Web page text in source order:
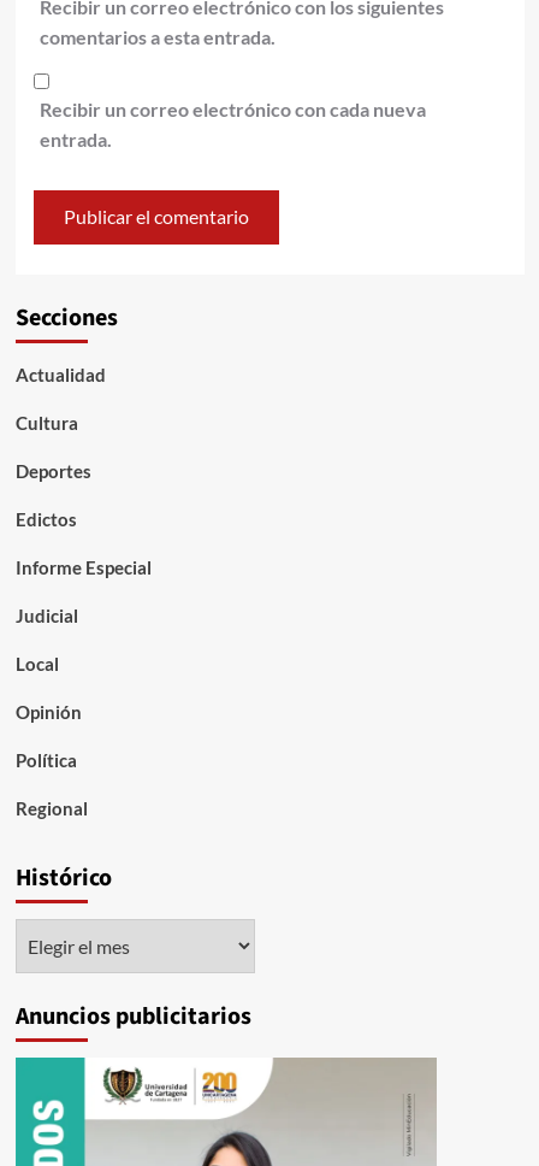
Recibir un correo electrónico con los siguientes
comentarios a esta entrada.
Recibir un correo electrónico con cada nueva
entrada.
Secciones
Actualidad
Cultura
Deportes
Edictos
Informe Especial
Judicial
Local
Opinión
Política
Regional
Histórico
Anuncios publicitarios